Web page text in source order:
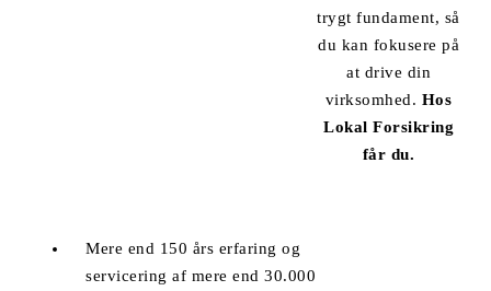
trygt fundament, så
du kan fokusere på
at drive din
virksomhed. Hos
Lokal Forsikring
får du.
Mere end 150 års erfaring og
servicering af mere end 30.000